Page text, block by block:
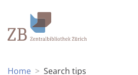
Home Search tips